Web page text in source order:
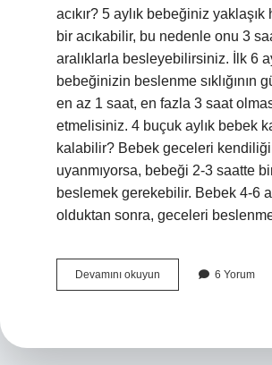
acıkır? 5 aylık bebeğiniz yaklaşık
bir acıkabilir, bu nedenle onu 3
aralıklarla besleyebilirsiniz. İlk 6
bebeğinizin beslenme sıklığının
en az 1 saat, en fazla 3 saat
etmelisiniz. 4 buçuk aylık bebek
kalabilir? Bebek geceleri
uyanmıyorsa, bebeği 2-3 saatte
beslemek gerekebilir. Bebek 4-6
olduktan sonra, geceleri
Devamını okuyun
5
6 Yorum